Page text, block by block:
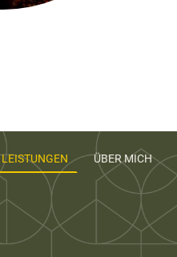
LEISTUNGEN ÜBER MICH